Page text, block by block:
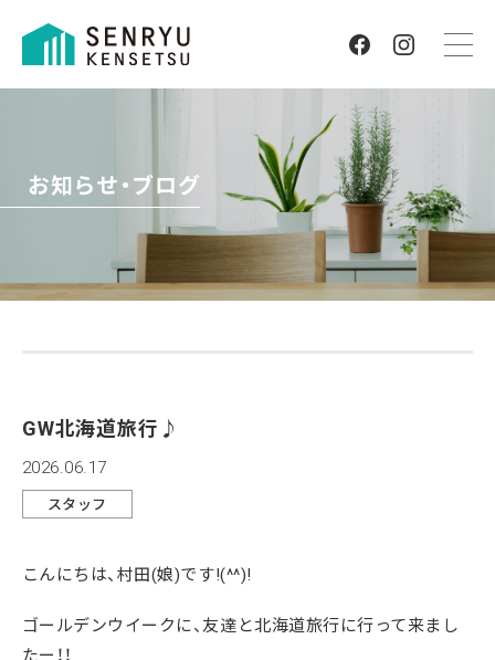
お知らせ・ブログ
GW北海道旅行♪
2026.06.17
スタッフ
こんにちは、村田(娘)です!(^^)!
ゴールデンウイークに、友達と北海道旅行に行って来まし
たー！！